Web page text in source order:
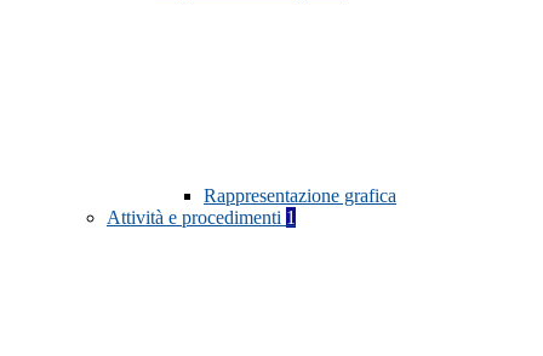
Rappresentazione grafica
Attività e procedimenti 1